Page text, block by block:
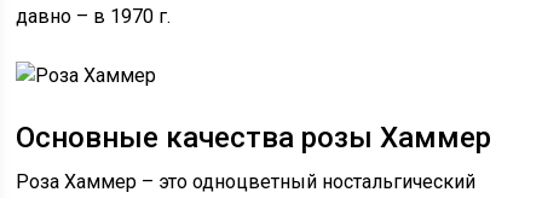
давно – в 1970 г.
Основные качества розы Хаммер
Роза Хаммер – это одноцветный ностальгический